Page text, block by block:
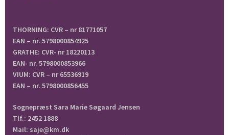
THORNING: CVR – nr 81771057
EAN – nr. 5798000854925
GRATHE: CVR- nr 18220113
EAN- nr. 5798000853966
VIUM: CVR – nr 65536919
EAN – nr. 5798000856455
Sognepræst Sara Marie Søgaard Jensen
Tlf.: 2452 1888
Mail: saje@km.dk